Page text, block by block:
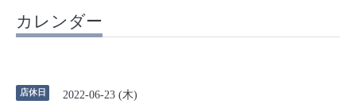
カレンダー
店休日 2022-06-23 (木)